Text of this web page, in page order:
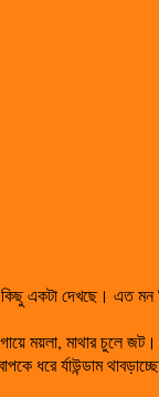
একটা দেখছে। এত
মাথার চুলে
ধরে র্যাউন্ডাম